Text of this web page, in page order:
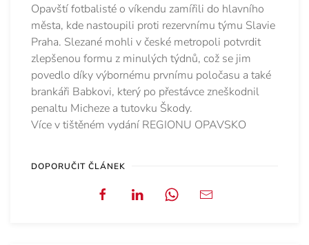
Opavští fotbalisté o víkendu zamířili do hlavního
města, kde nastoupili proti rezervnímu týmu Slavie
Praha. Slezané mohli v české metropoli potvrdit
zlepšenou formu z minulých týdnů, což se jim
povedlo díky výbornému prvnímu poločasu a také
brankáři Babkovi, který po přestávce zneškodnil
penaltu Micheze a tutovku Škody.
Více v tištěném vydání REGIONU OPAVSKO
DOPORUČIT ČLÁNEK